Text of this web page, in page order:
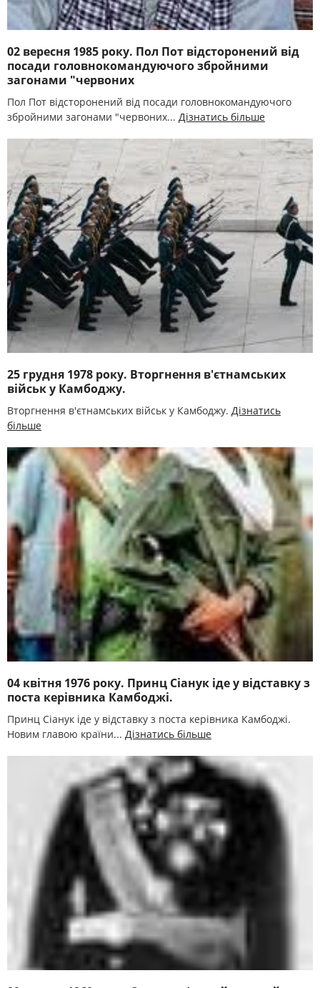
02 вересня 1985 року. Пол Пот відсторонений від
посади головнокомандуючого збройними
загонами "червоних
Пол Пот відсторонений від посади головнокомандуючого
збройними загонами "червоних... Дізнатись більше
25 грудня 1978 року. Вторгнення в'єтнамських
військ у Камбоджу.
Вторгнення в'єтнамських військ у Камбоджу. Дізнатись
більше
04 квітня 1976 року. Принц Сіанук іде у відставку з
поста керівника Камбоджі.
Принц Сіанук іде у відставку з поста керівника Камбоджі.
Новим главою країни... Дізнатись більше